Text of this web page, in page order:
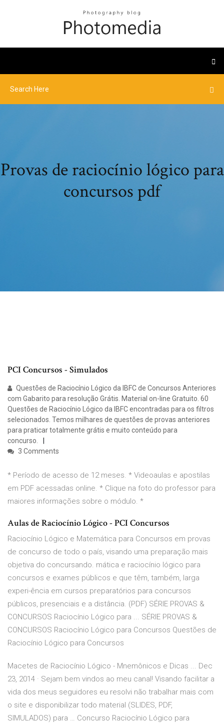
Provas de raciocínio lógico para
concursos pdf
PCI Concursos - Simulados
Questões de Raciocínio Lógico da IBFC de Concursos Anteriores
com Gabarito para resolução Grátis. Material on-line Gratuito. 60
Questões de Raciocínio Lógico da IBFC encontradas para os filtros
selecionados. Temos milhares de questões de provas anteriores
para praticar totalmente grátis e muito conteúdo para
concurso.
3 Comments
* Período de acesso de 12 meses. * Videoaulas e apostilas
em PDF acessadas online. * Clique na foto do professor para
maiores informações sobre o módulo. *
Aulas de Raciocínio Lógico - PCI Concursos
Raciocínio Lógico e Matemática para Concursos em provas
de concurso de todo o país, visando uma preparação mais
objetiva do concursando. mática e raciocínio lógico para
concursos e exames públicos e que têm, também, larga
experi-ência em cursos preparatórios para concursos
públicos, presenciais e a distância. (PDF) SÉRIE PROVAS &
CONCURSOS Raciocínio Lógico para ... SÉRIE PROVAS &
CONCURSOS Raciocínio Lógico para Concursos Questões de
Raciocínio Lógico para Concursos
Macetes de Raciocínio Lógico - Mnemônicos e Dicas ... Dec
23, 2014 · Sejam bem vindos ao meu canal! Visando facilitar a
vida dos meus seguidores eu resolvi não trabalhar mais com
o site e disponibilizar todo material (SLIDES, PDF,
SIMULADOS) para … Concurso Raciocínio Lógico para